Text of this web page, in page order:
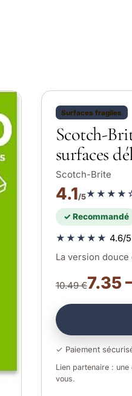
Surfaces fragiles
Scotch-
surfaces
Scotch-Brite
4.1/5
✓ Recommandé
★★★★★ 4.6/
La version
10.49 €7.35
✓ Paiement
Lien partenaire :
vous.